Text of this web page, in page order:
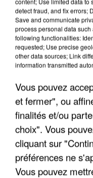
TITRES
BOULEVARD DES
AIRS ET VIANNEY
detect fraud, and fix errors;
Save and communicate
process personal data
following functionalities:
requested; Use precise
other data sources; Link
information transmitted
Vous pouvez
et fermer", ou
finalités et/ou
choix". Vous
cliquant sur
préférences ne
Vous pouvez